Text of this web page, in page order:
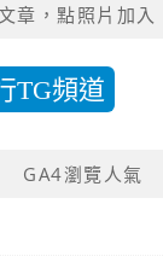
章，點照片加入
TG頻道
GA4瀏覽人氣